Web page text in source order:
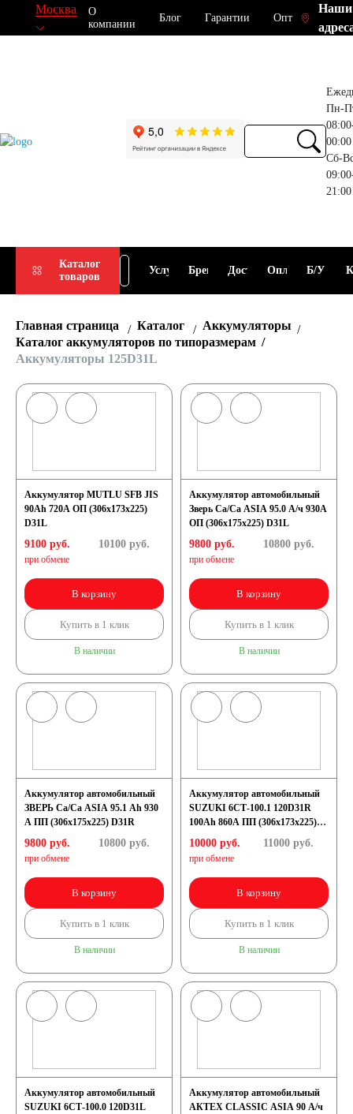
Москва
О
компании
Блог Гарантии Опт
Наши
Пн-
00:00
Сб-
21:00
Каталог
товаров
Подбор
АКБ
Услуги Бренды ДоставкаОплата Б/У
Главная страница Каталог
Аккумуляторы
Каталог аккумуляторов по типоразмерам
Аккумуляторы 125D31L
Аккумулятор MUTLU SFB JIS
90Ah 720A ОП (306x173x225)
D31L
9100 руб.
при обмене
10100руб.
В корзину
Купить в 1 клик
В наличии
Аккумулятор автомобильный
Зверь Са/Са ASIA 95.0 А/ч 930А
ОП (306x175x225) D31L
9800 руб.
при обмене
10800руб.
В корзину
Купить в 1 клик
В наличии
Аккумулятор автомобильный
ЗВЕРЬ Са/Са ASIA 95.1 Ah 930
А ПП (306x175x225) D31R
9800 руб.
при обмене
10800руб.
В корзину
Купить в 1 клик
В наличии
Аккумулятор автомобильный
SUZUKI 6СТ-100.1 120D31R
100Ah 860A ПП (306x173x225)
D31R
10000 руб.
при обмене
11000руб.
В корзину
Купить в 1 клик
В наличии
Аккумулятор автомобильный
SUZUKI 6СТ-100.0 120D31L
Аккумулятор автомобильный
АКТЕХ CLASSIC ASIA 90 А/ч